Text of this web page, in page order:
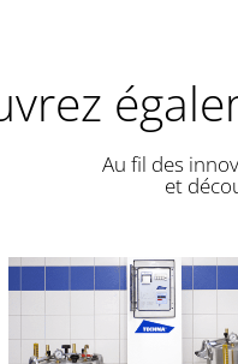
Au fil des
et